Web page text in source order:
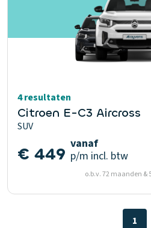
4 resultaten
Citroen E-C3 Aircross
SUV
€ 449 vanaf
p/m incl. btw
o.b.v. 72 maanden &
1